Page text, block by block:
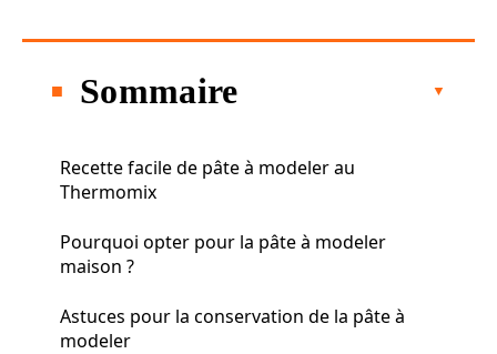
Sommaire
Recette facile de pâte à modeler au
Thermomix
Pourquoi opter pour la pâte à modeler
maison ?
Astuces pour la conservation de la pâte à
modeler